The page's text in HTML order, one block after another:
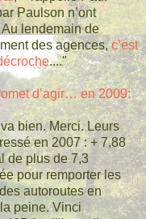
Paulson n’ont
lendemain de
des agences,c’est
...."
d’agir… en 2009:
bien. Merci. Leurs
en 2007 : + 7,88
de plus de 7,3
pour remporter les
autoroutes en
peine. Vinci